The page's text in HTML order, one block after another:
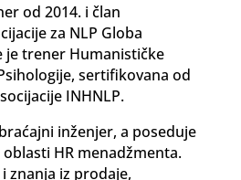
od 2014. i član
za NLP Globa
je trener Humanističke
sertifikovana od
INHNLP.
inženjer, a poseduje
HR menadžmenta.
znanja iz prodaje,